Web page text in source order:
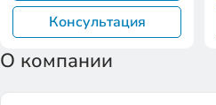
Консультация
О компании